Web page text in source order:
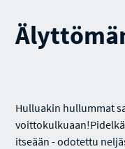
Hulluakin hullummat
itseään - odotettu